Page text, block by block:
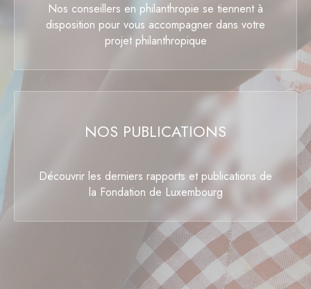
Nos conseillers en philanthropie se tiennent à
disposition pour vous accompagner dans votre
projet philanthropique
NOS PUBLICATIONS
Découvrir les derniers rapports et publications de
la Fondation de Luxembourg